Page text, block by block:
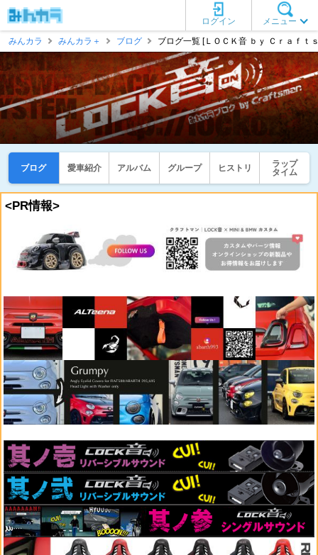
メニュー
ログイン
みんカラ
みんカラ＋ ブログ ブログ一覧 [ＬＯＣＫ音 ｂｙ Ｃｒａｆｔ
ブログ 愛車紹介 アルバム グループ ヒストリ
ラップ
タイム
<PR情報>